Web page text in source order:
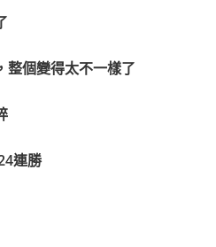
整個變得太不一樣了
連勝